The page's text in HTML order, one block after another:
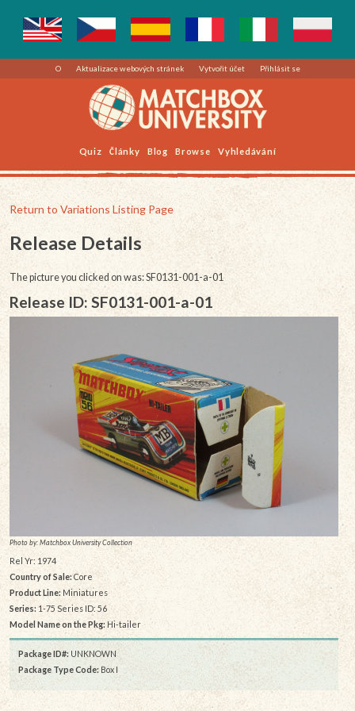
O Aktualizace webových stránek Vytvořit účet Přihlásit se
Quiz Články Blog Browse Vyhledávání
Return to Variations Listing Page
Release Details
The picture you clicked on was: SF0131-001-a-01
Release ID: SF0131-001-a-01
Photo by: Matchbox University Collection
Rel Yr: 1974
Country of Sale:Core
Product Line: Miniatures
Series: 1-75 Series ID: 56
Model Name on the Pkg: Hi-tailer
Package ID#: UNKNOWN
Package Type Code: Box I